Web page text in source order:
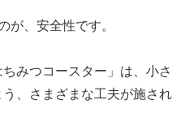
が、安全性です。
みつコースター」は、小さ
、さまざまな工夫が施され